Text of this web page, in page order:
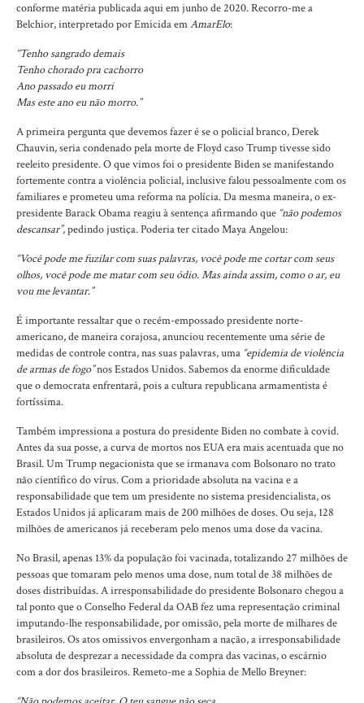
conforme matéria publicada aqui em junho de 2020. Recorro-me a
Belchior, interpretado por Emicida emAmarElo:
“Tenho sangrado demais
Tenho chorado pra cachorro
Ano passado eu morri
Mas este ano eu não morro.”
A primeira pergunta que devemos fazer é se o policial branco, Derek
Chauvin, seria condenado pela morte de Floyd caso Trump tivesse sido
reeleito presidente. O que vimos foi o presidente Biden se manifestando
fortemente contra a violência policial, inclusive falou pessoalmente com os
familiares e prometeu uma reforma na polícia. Da mesma maneira, o ex-
presidente Barack Obama reagiu à sentença afirmando que “não podemos
descansar”, pedindo justiça. Poderia ter citado Maya Angelou:
“Você pode me fuzilar com suas palavras, você pode me cortar com seus
olhos, você pode me matar com seu ódio. Mas ainda assim, como o ar, eu
vou me levantar.”
É importante ressaltar que o recém-empossado presidente norte-
americano, de maneira corajosa, anunciou recentemente uma série de
medidas de controle contra, nas suas palavras, uma “epidemia de violência
de armas de fogo”nos Estados Unidos. Sabemos da enorme dificuldade
que o democrata enfrentará, pois a cultura republicana armamentista é
fortíssima.
Também impressiona a postura do presidente Biden no combate à covid.
Antes da sua posse, a curva de mortos nos EUA era mais acentuada que no
Brasil. Um Trump negacionista que se irmanava com Bolsonaro no trato
não científico do vírus. Com a prioridade absoluta na vacina e a
responsabilidade que tem um presidente no sistema presidencialista, os
Estados Unidos já aplicaram mais de 200 milhões de doses. Ou seja, 128
milhões de americanos já receberam pelo menos uma dose da vacina.
No Brasil, apenas 13% da população foi vacinada, totalizando 27 milhões de
pessoas que tomaram pelo menos uma dose, num total de 38 milhões de
doses distribuídas. A irresponsabilidade do presidente Bolsonaro chegou a
tal ponto que o Conselho Federal da OAB fez uma representação criminal
imputando-lhe responsabilidade, por omissão, pela morte de milhares de
brasileiros. Os atos omissivos envergonham a nação, a irresponsabilidade
absoluta de desprezar a necessidade da compra das vacinas, o escárnio
com a dor dos brasileiros. Remeto-me a Sophia de Mello Breyner: